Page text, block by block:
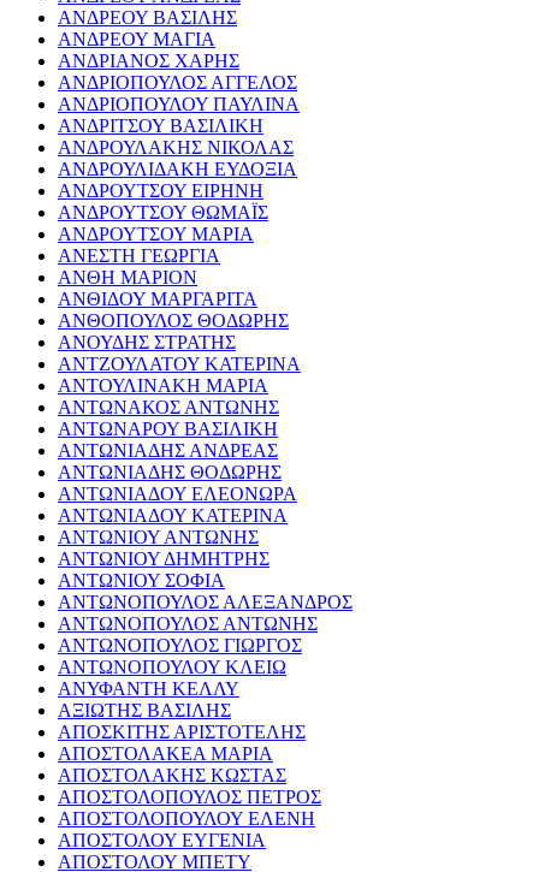
ΑΝΔΡΕΟΥ ΒΑΣΙΛΗΣ
ΑΝΔΡΕΟΥ ΜΑΓΙΑ
ΑΝΔΡΙΑΝΟΣ ΧΑΡΗΣ
ΑΝΔΡΙΟΠΟΥΛΟΣ ΑΓΓΕΛΟΣ
ΑΝΔΡΙΟΠΟΥΛΟΥ ΠΑΥΛΙΝΑ
ΑΝΔΡΙΤΣΟΥ ΒΑΣΙΛΙΚΗ
ΑΝΔΡΟΥΛΑΚΗΣ ΝΙΚΟΛΑΣ
ΑΝΔΡΟΥΛΙΔΑΚΗ ΕΥΔΟΞΙΑ
ΑΝΔΡΟΥΤΣΟΥ ΕΙΡΗΝΗ
ΑΝΔΡΟΥΤΣΟΥ ΘΩΜΑΪΣ
ΑΝΔΡΟΥΤΣΟΥ ΜΑΡΙΑ
ΑΝΕΣΤΗ ΓΕΩΡΓΙΑ
ΑΝΘΗ ΜΑΡΙΟΝ
ΑΝΘΙΔΟΥ ΜΑΡΓΑΡΙΤΑ
ΑΝΘΟΠΟΥΛΟΣ ΘΟΔΩΡΗΣ
ΑΝΟΥΔΗΣ ΣΤΡΑΤΗΣ
ΑΝΤΖΟΥΛΑΤΟΥ ΚΑΤΕΡΙΝΑ
ΑΝΤΟΥΛΙΝΑΚΗ ΜΑΡΙΑ
ΑΝΤΩΝΑΚΟΣ ΑΝΤΩΝΗΣ
ΑΝΤΩΝΑΡΟΥ ΒΑΣΙΛΙΚΗ
ΑΝΤΩΝΙΑΔΗΣ ΑΝΔΡΕΑΣ
ΑΝΤΩΝΙΑΔΗΣ ΘΟΔΩΡΗΣ
ΑΝΤΩΝΙΑΔΟΥ ΕΛΕΟΝΩΡΑ
ΑΝΤΩΝΙΑΔΟΥ ΚΑΤΕΡΙΝΑ
ΑΝΤΩΝΙΟΥ ΑΝΤΩΝΗΣ
ΑΝΤΩΝΙΟΥ ΔΗΜΗΤΡΗΣ
ΑΝΤΩΝΙΟΥ ΣΟΦΙΑ
ΑΝΤΩΝΟΠΟΥΛΟΣ ΑΛΕΞΑΝΔΡΟΣ
ΑΝΤΩΝΟΠΟΥΛΟΣ ΑΝΤΩΝΗΣ
ΑΝΤΩΝΟΠΟΥΛΟΣ ΓΙΩΡΓΟΣ
ΑΝΤΩΝΟΠΟΥΛΟΥ ΚΛΕΙΩ
ΑΝΥΦΑΝΤΗ ΚΕΛΛΥ
ΑΞΙΩΤΗΣ ΒΑΣΙΛΗΣ
ΑΠΟΣΚΙΤΗΣ ΑΡΙΣΤΟΤΕΛΗΣ
ΑΠΟΣΤΟΛΑΚΕΑ ΜΑΡΙΑ
ΑΠΟΣΤΟΛΑΚΗΣ ΚΩΣΤΑΣ
ΑΠΟΣΤΟΛΟΠΟΥΛΟΣ ΠΕΤΡΟΣ
ΑΠΟΣΤΟΛΟΠΟΥΛΟΥ ΕΛΕΝΗ
ΑΠΟΣΤΟΛΟΥ ΕΥΓΕΝΙΑ
ΑΠΟΣΤΟΛΟΥ ΜΠΕΤΥ